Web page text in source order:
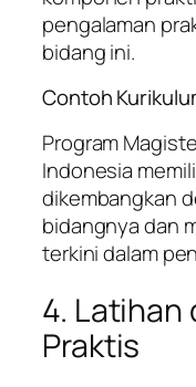
pengalaman
bidang ini.
Contoh
Program
Indonesia
dikembangkan
bidangnya dan
terkini dalam
4. Latihan
Praktis